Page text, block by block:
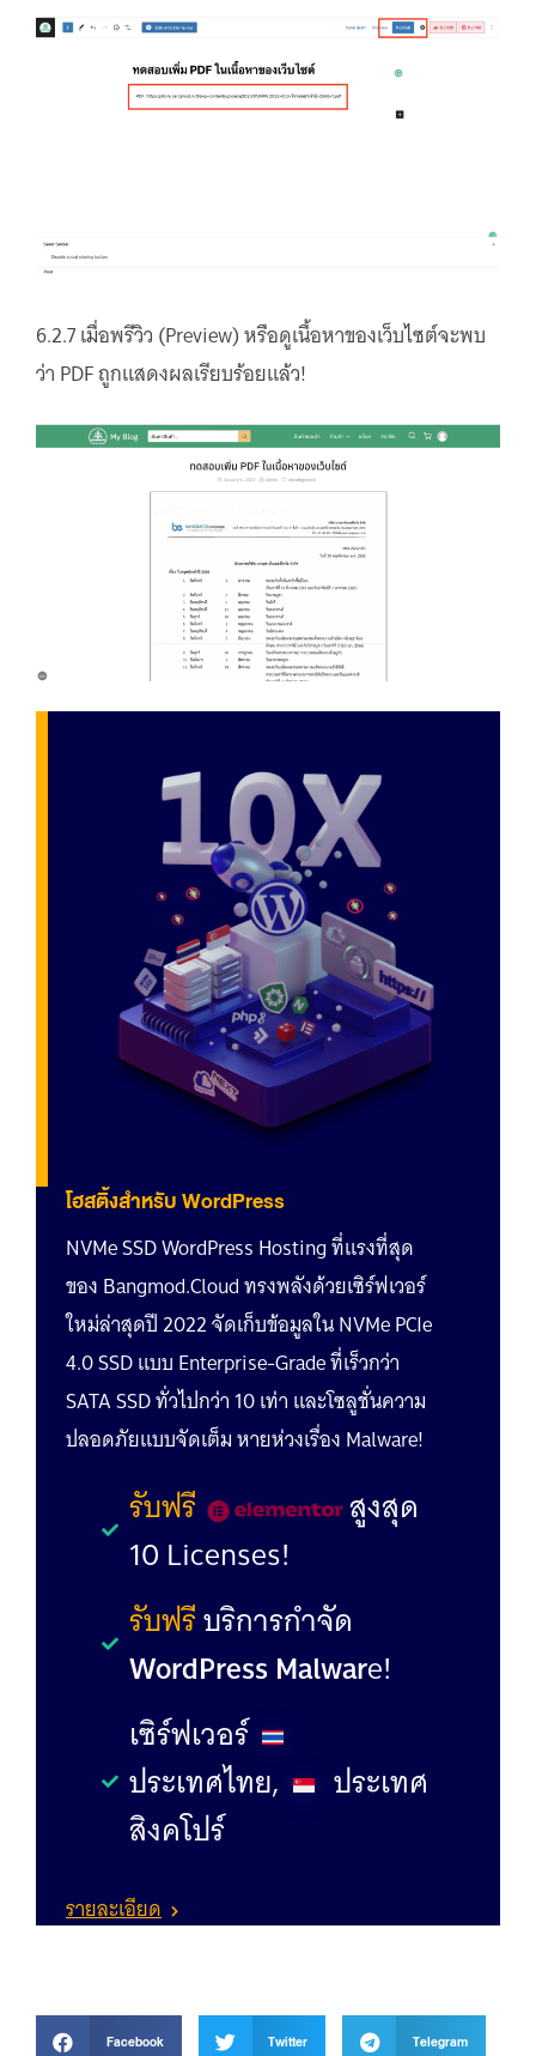
6.2.7 เมื่อพรีวิว (Preview) หรือดูเนื้อหาของเว็บไซต์จะพบ
ว่า PDF ถูกแสดงผลเรียบร้อยแล้ว!
โฮสติ้งสำหรับ WordPress
NVMe SSD WordPress Hosting ที่แรงที่สุด
ของ Bangmod.Cloud ทรงพลังด้วยเซิร์ฟเวอร์
ใหม่ล่าสุดปี 2022 จัดเก็บข้อมูลใน NVMe PCIe
4.0 SSD แบบ Enterprise-Grade ที่เร็วกว่า
SATA SSD ทั่วไปกว่า 10 เท่า และโซลูชั่นความ
ปลอดภัยแบบจัดเต็ม หายห่วงเรื่อง Malware!
รับฟรี
สูงสุด
10 Licenses!
รับฟรีบริการกำจัด
WordPress Malware!
เซิร์ฟเวอร์
ประเทศไทย,
ประเทศ
สิงคโปร์
รายละเอียด
Facebook Twitter Telegram